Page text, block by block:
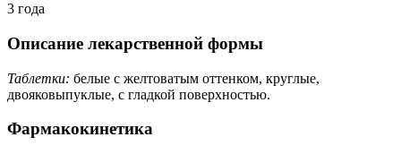
3 года
Описание лекарственной формы
Таблетки: белые с желтоватым оттенком, круглые,
двояковыпуклые, с гладкой поверхностью.
Фармакокинетика